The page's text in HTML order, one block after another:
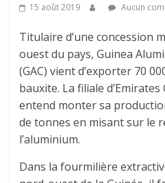
15 août 2019 Aucun
Titulaire d’une concession
ouest du pays, Guinea
(GAC) vient d’exporter 70
bauxite. La filiale
entend monter sa
de tonnes en misant sur le
l’aluminium.
Dans la fourmilière